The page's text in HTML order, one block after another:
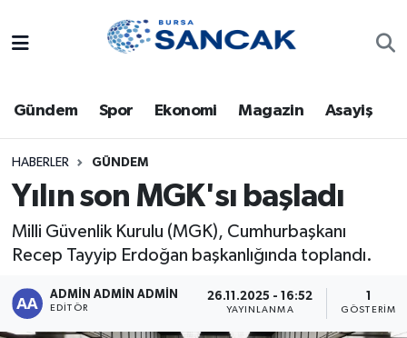
Gündem Spor Ekonomi Magazin Asayiş
HABERLER GÜNDEM
Yılın son MGK'sı başladı
Milli Güvenlik Kurulu (MGK), Cumhurbaşkanı
Recep Tayyip Erdoğan başkanlığında toplandı.
ADMİN ADMİN ADMİN
EDITÖR
26.11.2025 - 16:52
YAYINLANMA GÖSTERIM
Bursa
Dünya
Eğitim
Ekonomi
Genel
Trafik Durumu
Süper Lig Puan Durumu ve Fikstür
Tüm Manşetler
Son Dakika Haberleri
Haber Arşivi